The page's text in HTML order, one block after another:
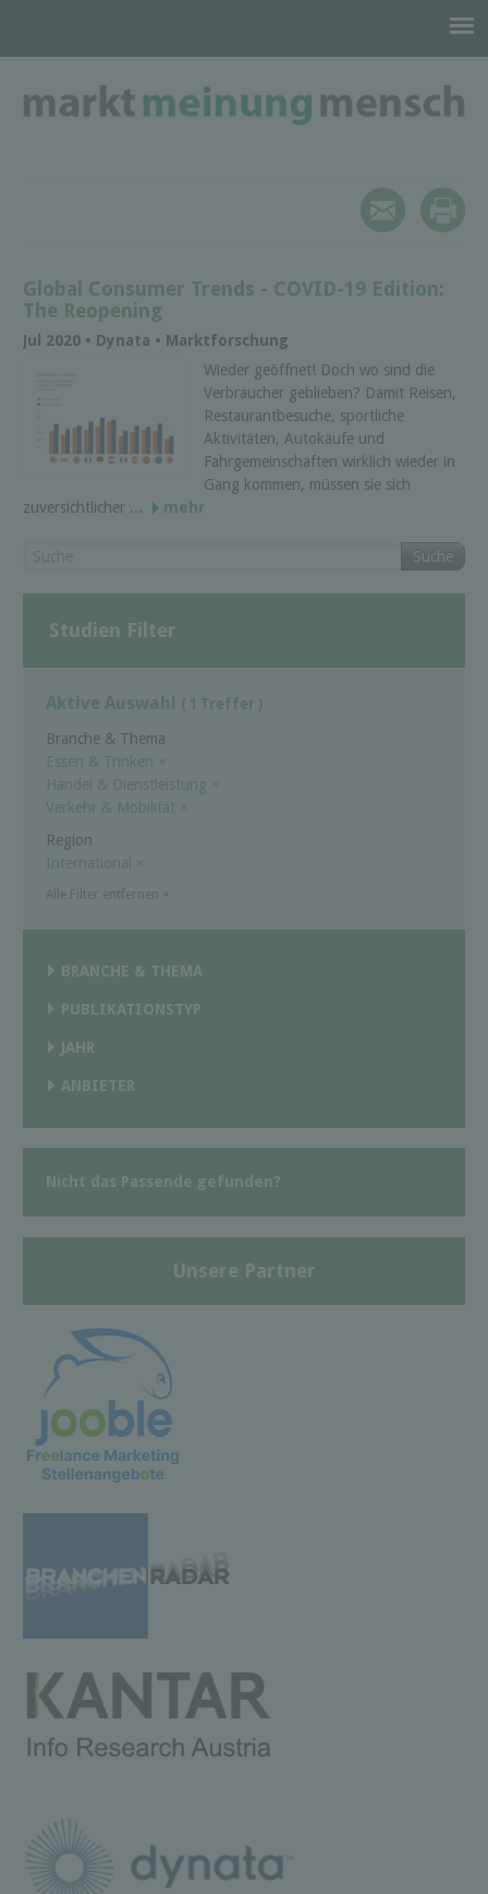
Global Consumer Trends - COVID-19 Edition:
The Reopening
Jul 2020 • Dynata • Marktforschung
Wieder geöffnet! Doch wo sind die
Verbraucher geblieben? Damit Reisen,
Restaurantbesuche, sportliche
Aktivitäten, Autokäufe und
Fahrgemeinschaften wirklich wieder in
Gang kommen, müssen sie sich
zuversichtlicher ...
mehr
Suche
Studien Filter
Aktive Auswahl ( 1 Treffer )
Branche & Thema
Essen & Trinken ×
Handel & Dienstleistung ×
Verkehr & Mobilität ×
Region
International
×
BRANCHE & THEMA
PUBLIKATIONSTYP
JAHR
ANBIETER
Nicht das Passende gefunden?
Unsere Partner